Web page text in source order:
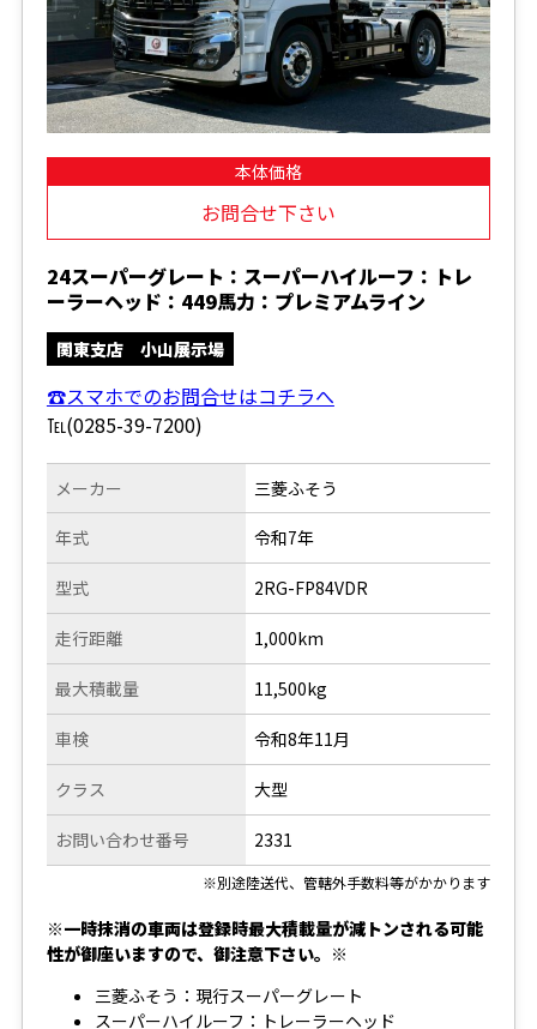
本体価格
お問合せ下さい
24スーパーグレート：スーパーハイルーフ：トレ
ーラーヘッド：449馬力：プレミアムライン
関東支店 小山展示場
☎スマホでのお問合せはコチラへ
℡(0285-39-7200)
メーカー
年式
型式
走行距離
三菱ふそう
令和7年
2RG-FP84VDR
1,000km
最大積載量
車検
クラス
お問い合わせ番号
11,500kg
令和8年11月
大型
2331
※別途陸送代、管轄外手数料等がかかります
※一時抹消の車両は登録時最大積載量が減トンされる可能
性が御座いますので、御注意下さい。※
三菱ふそう：現行スーパーグレート
スーパーハイルーフ：トレーラーヘッド